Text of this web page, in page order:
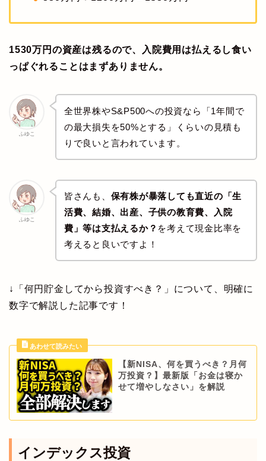
1530万円の資産は残るので、入院費用は払えるし食い
っぱぐれることはまずありません。
ふゆこ
全世界株やS&P500への投資なら「1年間で
の最大損失を50%とする」くらいの見積も
りで良いと言われています。
ふゆこ
皆さんも、 保有株が暴落しても直近の「生
活費、結婚、出産、子供の教育費、入院
費」等は支払えるか？ を考えて現金比率を
考えると良いですよ！
↓「何円貯金してから投資すべき？」について、明確に
数字で解説した記事です！
【新NISA、何を買うべき？月何
万投資？】最新版「お金は寝か
せて増やしなさい」を解説
インデックス投資